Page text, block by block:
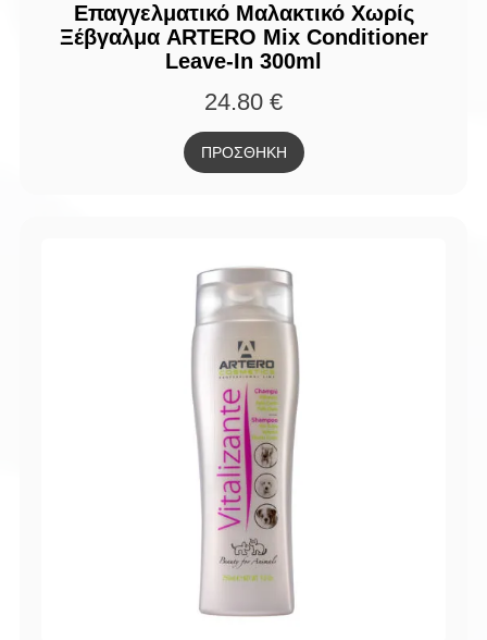
Επαγγελματικό Μαλακτικό Χωρίς
Ξέβγαλμα ARTERO Mix Conditioner
Leave-In 300ml
24.80 €
ΠΡΟΣΘΗΚΗ